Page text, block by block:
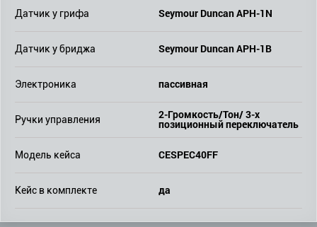
Датчик у грифа Seymour Duncan APH-1N
Датчик у бриджа Seymour Duncan APH-1B
Электроника пассивная
Ручки управления 2-Громкость/Тон/ 3-х
позиционный переключатель
Модель кейса CESPEC40FF
Кейс в комплекте да